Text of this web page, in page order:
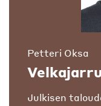
Petteri Oksa
Julkisen